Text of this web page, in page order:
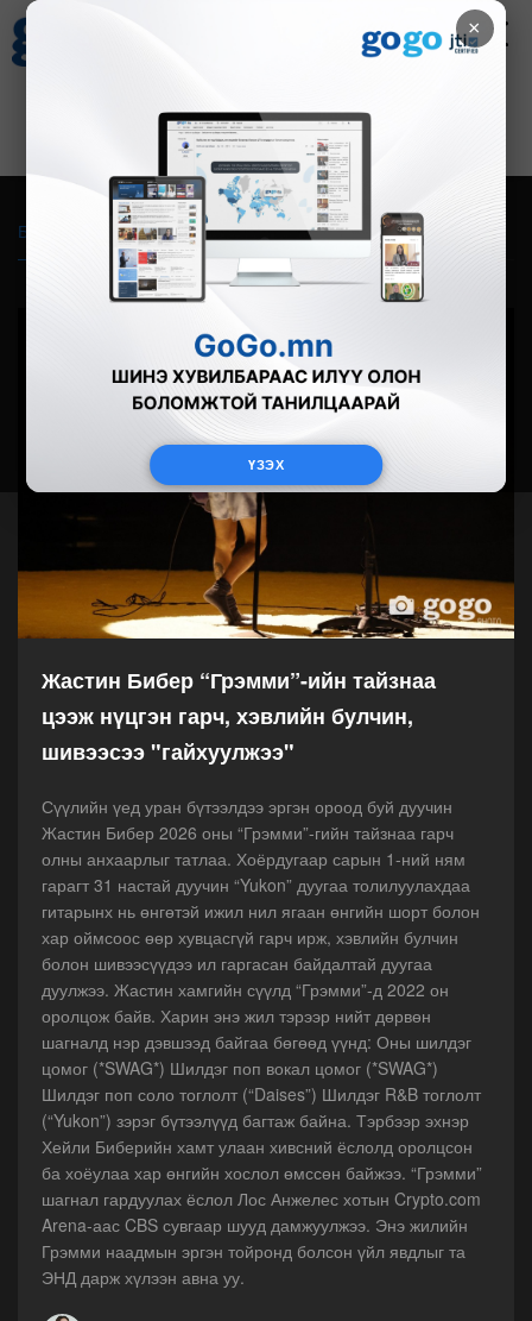
×
ҮЗЭХ
Зурхай
8.09
Бүгд Фото Видео Зурган өгүүлэмж
Жастин Бибер “Грэмми”-ийн тайзнаа
цээж нүцгэн гарч, хэвлийн булчин,
шивээсээ "гайхуулжээ"
Сүүлийн үед уран бүтээлдээ эргэн ороод буй дуучин
Жастин Бибер 2026 оны “Грэмми”-гийн тайзнаа гарч
олны анхаарлыг татлаа. Хоёрдугаар сарын 1-ний ням
гарагт 31 настай дуучин “Yukon” дуугаа толилуулахдаа
гитарынх нь өнгөтэй ижил нил ягаан өнгийн шорт болон
хар оймсоос өөр хувцасгүй гарч ирж, хэвлийн булчин
болон шивээсүүдээ ил гаргасан байдалтай дуугаа
дуулжээ. Жастин хамгийн сүүлд “Грэмми”-д 2022 он
оролцож байв. Харин энэ жил тэрээр нийт дөрвөн
шагналд нэр дэвшээд байгаа бөгөөд үүнд: Оны шилдэг
цомог (*SWAG*) Шилдэг поп вокал цомог (*SWAG*)
Шилдэг поп соло тоглолт (“Daises”) Шилдэг R&B тоглолт
(“Yukon”) зэрэг бүтээлүүд багтаж байна. Тэрбээр эхнэр
Хейли Биберийн хамт улаан хивсний ёслолд оролцсон
ба хоёулаа хар өнгийн хослол өмссөн байжээ. “Грэмми”
шагнал гардуулах ёслол Лос Анжелес хотын Crypto.com
Arena-аас CBS сувгаар шууд дамжуулжээ. Энэ жилийн
Грэмми наадмын эргэн тойронд болсон үйл явдлыг та
ЭНД дарж хүлээн авна уу.